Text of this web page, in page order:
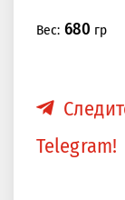
Вес: 680 гр
Telegram!